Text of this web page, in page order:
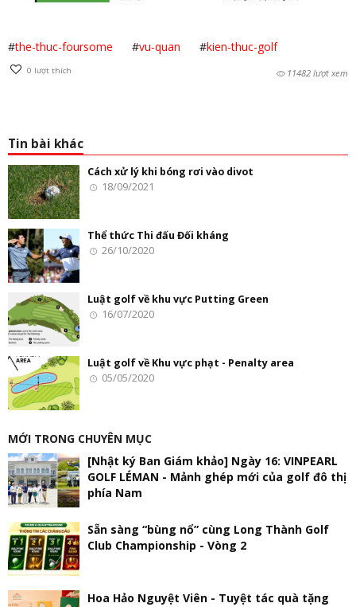
#the-thuc-foursome #vu-quan #kien-thuc-golf
0 lượt thích 11482 lượt xem
Tin bài khác
Cách xử lý khi bóng rơi vào divot
18/09/2021
Thể thức Thi đấu Đối kháng
26/10/2020
Luật golf về khu vực Putting Green
16/07/2020
Luật golf về Khu vực phạt - Penalty area
05/05/2020
MỚI TRONG CHUYÊN MỤC
[Nhật ký Ban Giám khảo] Ngày 16: VINPEARL
GOLF LÉMAN - Mảnh ghép mới của golf đô thị
phía Nam
Sẵn sàng “bùng nổ” cùng Long Thành Golf
Club Championship - Vòng 2
Hoa Hảo Nguyệt Viên - Tuyệt tác quà tặng